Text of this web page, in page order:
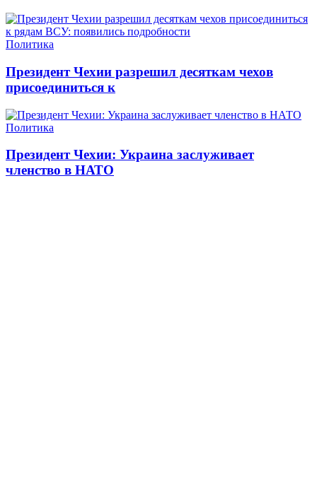
Политика
Президент Чехии разрешил десяткам чехов
присоединиться к
Политика
Президент Чехии: Украина заслуживает
членство в НАТО